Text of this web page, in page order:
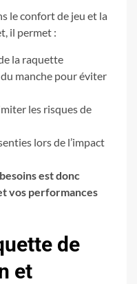
le confort de jeu et la
il permet :
la raquette
manche pour éviter
les risques de
lors de l’impact
est donc
vos performances
de
et